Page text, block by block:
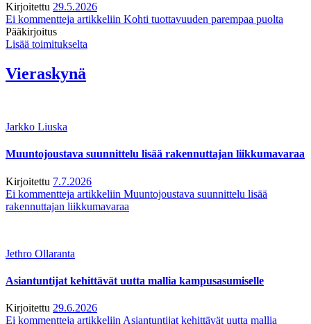
Kirjoitettu 29.5.2026
Ei kommentteja artikkeliin Kohti tuottavuuden parempaa puolta
Pääkirjoitus
Lisää toimitukselta
Vieraskynä
Jarkko Liuska
Muuntojoustava suunnittelu lisää rakennuttajan liikkumavaraa
Kirjoitettu 7.7.2026
Ei kommentteja artikkeliin Muuntojoustava suunnittelu lisää
rakennuttajan liikkumavaraa
Jethro Ollaranta
Asiantuntijat kehittävät uutta mallia kampusasumiselle
Kirjoitettu 29.6.2026
Ei kommentteja artikkeliin Asiantuntijat kehittävät uutta mallia